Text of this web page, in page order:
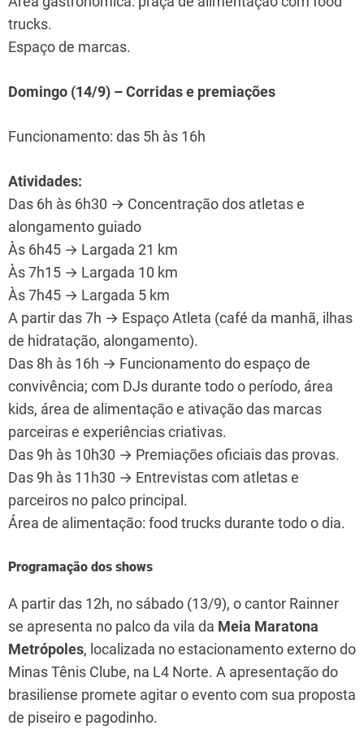
trucks.
Espaço de marcas.
Domingo (14/9) – Corridas e premiações
Funcionamento: das 5h às 16h
Atividades:
Das 6h às 6h30 → Concentração dos atletas e
alongamento guiado
Às 6h45 → Largada 21 km
Às 7h15 → Largada 10 km
Às 7h45 → Largada 5 km
A partir das 7h → Espaço Atleta (café da manhã, ilhas
de hidratação, alongamento).
Das 8h às 16h → Funcionamento do espaço de
convivência; com DJs durante todo o período, área
kids, área de alimentação e ativação das marcas
parceiras e experiências criativas.
Das 9h às 10h30 → Premiações oficiais das provas.
Das 9h às 11h30 → Entrevistas com atletas e
parceiros no palco principal.
Área de alimentação: food trucks durante todo o dia.
Programação dos shows
A partir das 12h, no sábado (13/9), o cantor Rainner
se apresenta no palco da vila da Meia Maratona
Metrópoles, localizada no estacionamento externo do
Minas Tênis Clube, na L4 Norte. A apresentação do
brasiliense promete agitar o evento com sua proposta
de piseiro e pagodinho.